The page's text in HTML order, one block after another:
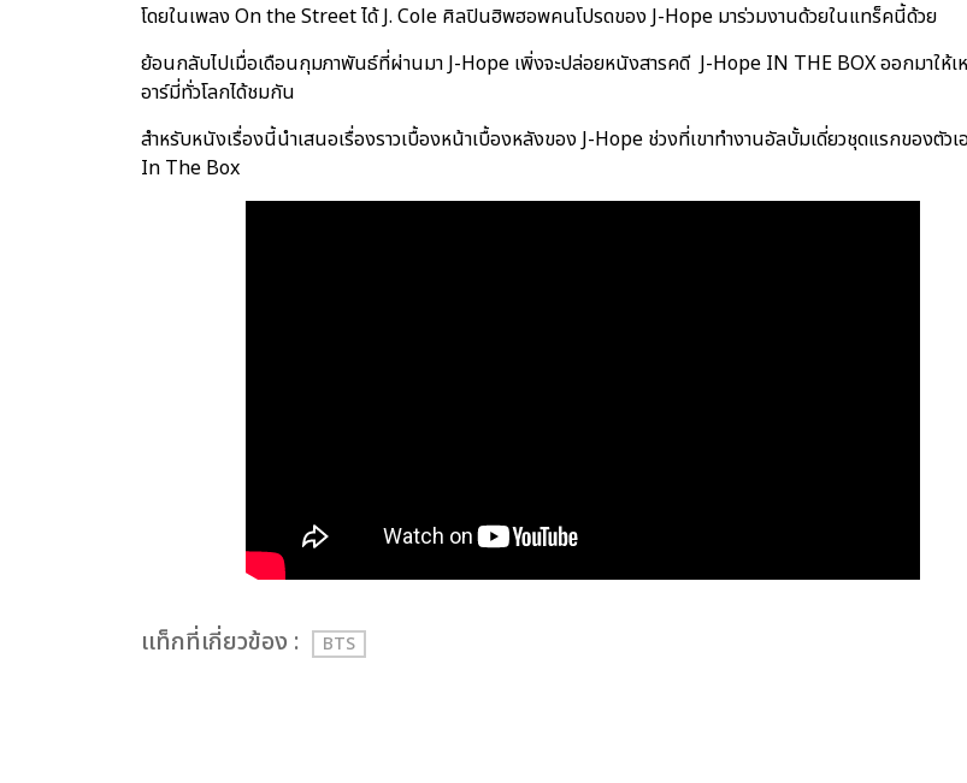
โดยในเพลง On the Street ได้ J. Cole ศิลปินฮิพฮอพคนโปรดของ J-Hope มาร่วมงานด้วยในแทร็คนี้ด้วย
ย้อนกลับไปเมื่อเดือนกุมภาพันธ์ที่ผ่านมา J-Hope เพิ่งจะปล่อยหนังสารคดี J-Hope IN THE BOX ออกมาให้เ
อาร์มี่ทั่วโลกได้ชมกัน
สำหรับหนังเรื่องนี้นำเสนอเรื่องราวเบื้องหน้าเบื้องหลังของ J-Hope ช่วงที่เขาทำงานอัลบั้มเดี่ยวชุดแรกของตัวเ
In The Box
เเท็กที่เกี่ยวข้อง : BTS